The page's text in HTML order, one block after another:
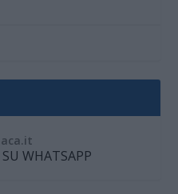
WHATSAPP